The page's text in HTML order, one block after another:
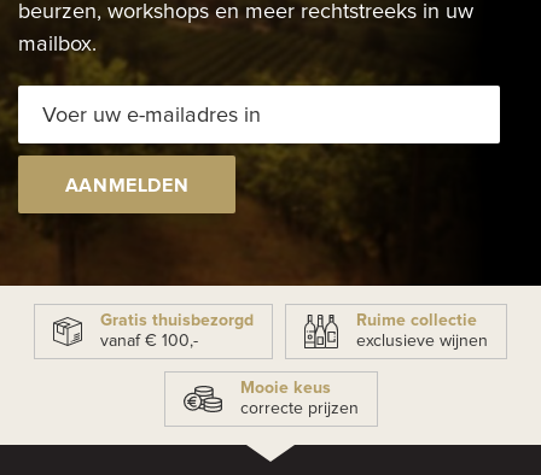
beurzen, workshops en meer rechtstreeks in uw
mailbox.
AANMELDEN
Gratis thuisbezorgd
vanaf € 100,-
Ruime collectie
exclusieve wijnen
Mooie keus
correcte prijzen